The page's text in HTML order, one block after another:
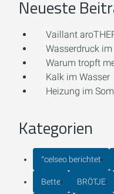
Neueste
Vaillant
Wasserdruck
Warum tropft
Kalk im Wasser
Heizung im
Kategorien
°celseo berichtet
Bette BRÖTJE